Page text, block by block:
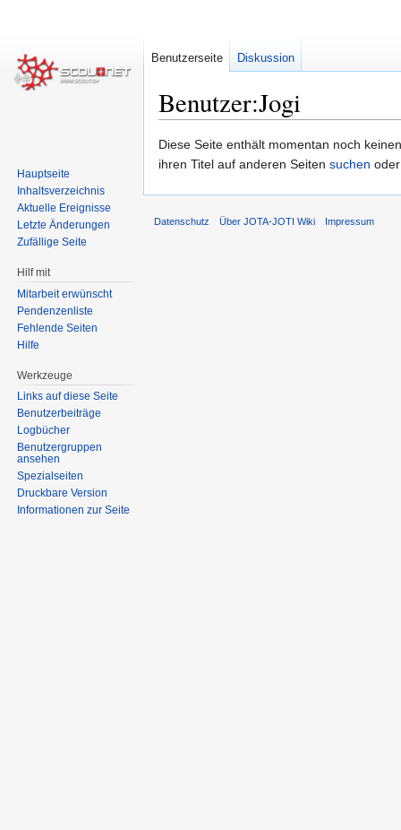
Benutzer:Jogi
Zur
Navigation
Zur
Suche
Diese Seite enthält momentan noch
ihren Titel auf anderen Seiten suchen
Benutzerseite Diskussion
Hauptseite
Inhaltsverzeichnis
Aktuelle Ereignisse
Letzte Änderungen
Zufällige Seite
Hilf mit
Mitarbeit erwünscht
Pendenzenliste
Fehlende Seiten
Hilfe
Werkzeuge
Links auf diese Seite
Benutzerbeiträge
Logbücher
Benutzergruppen
ansehen
Spezialseiten
Druckbare Version
Informationen zur Seite
Datenschutz Über JOTA-JOTI Wiki Impressum